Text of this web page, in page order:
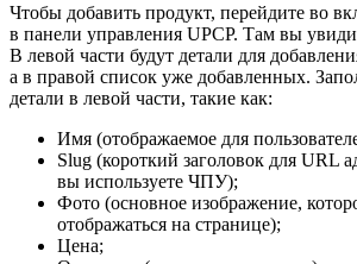
Чтобы добавить продукт, перейдите во
в панели управления UPCP. Там вы
В левой части будут детали для
а в правой список уже добавленных.
детали в левой части, такие как:
Имя (отображаемое для
Slug (короткий заголовок для URL
вы используете ЧПУ);
Фото (основное изображение,
отображаться на странице);
Цена;